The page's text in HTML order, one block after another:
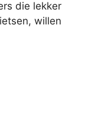
die lekker
willen